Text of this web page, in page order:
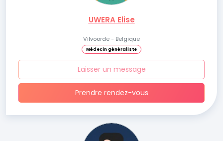
UWERA Elise
Vilvoorde - Belgique
Médecin généraliste
Laisser un message
Prendre rendez-vous